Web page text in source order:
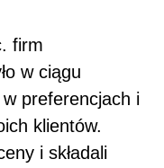
firm
w ciągu
preferencjach i
klientów.
i składali